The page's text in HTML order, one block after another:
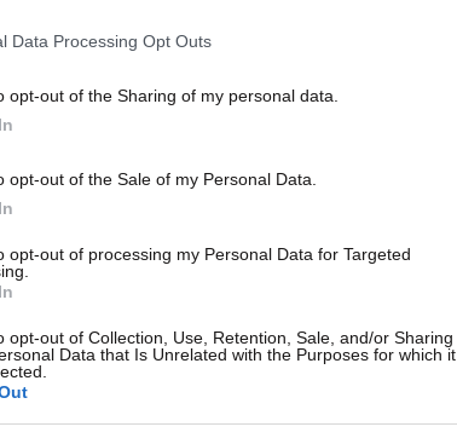
Data Processing Opt Outs
opt-out of the Sharing of my personal data.
opt-out of the Sale of my Personal Data.
opt-out of processing my Personal Data for Targeted
opt-out of Collection, Use, Retention, Sale, and/or Sharing
Data that Is Unrelated with the Purposes for which it